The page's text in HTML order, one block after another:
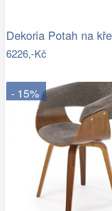
6226,-Kč
- 15%